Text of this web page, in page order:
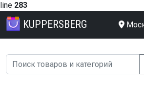
line 283
KUPPERSBERG